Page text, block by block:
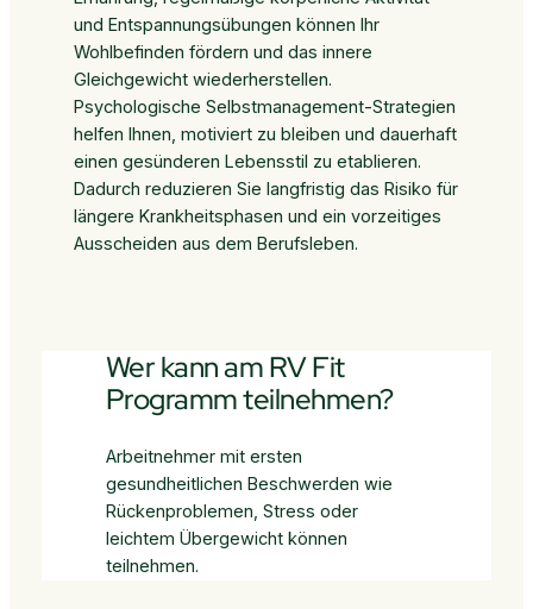
und Entspannungsübungen können Ihr
Wohlbefinden fördern und das innere
Gleichgewicht wiederherstellen.
Psychologische Selbstmanagement-Strategien
helfen Ihnen, motiviert zu bleiben und dauerhaft
einen gesünderen Lebensstil zu etablieren.
Dadurch reduzieren Sie langfristig das Risiko für
längere Krankheitsphasen und ein vorzeitiges
Ausscheiden aus dem Berufsleben.
Wer kann am RV Fit
Programm teilnehmen?
Arbeitnehmer mit ersten
gesundheitlichen Beschwerden wie
Rückenproblemen, Stress oder
leichtem Übergewicht können
teilnehmen.